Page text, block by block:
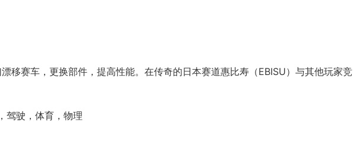
漂移赛车，更换部件，提高性能。在传奇的日本赛道惠比寿（EBISU）与其他玩家竞
驾驶，体育，物理